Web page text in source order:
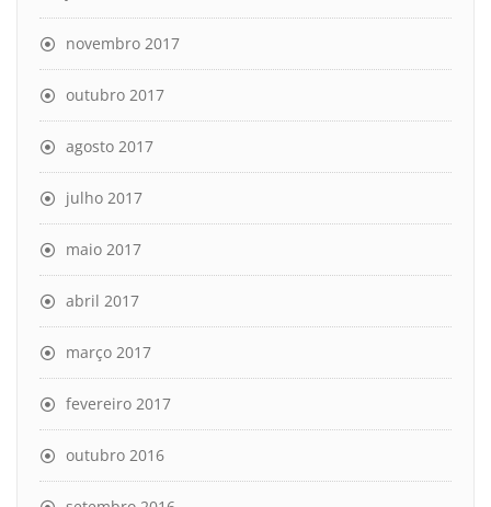
novembro 2017
outubro 2017
agosto 2017
julho 2017
maio 2017
abril 2017
março 2017
fevereiro 2017
outubro 2016